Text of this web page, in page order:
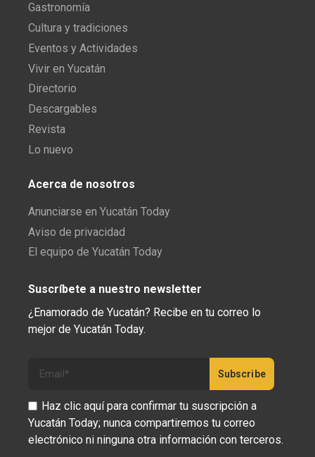
Gastronomía
Cultura y tradiciones
Eventos y Actividades
Vivir en Yucatán
Directorio
Descargables
Revista
Lo nuevo
Acerca de nosotros
Anunciarse en Yucatán Today
Aviso de privacidad
El equipo de Yucatán Today
Suscríbete a nuestro newsletter
¿Enamorado de Yucatán? Recibe en tu correo lo
mejor de Yucatán Today.
Haz clic aquí para confirmar tu suscripción a
Yucatán Today; nunca compartiremos tu correo
electrónico ni ninguna otra información con terceros.